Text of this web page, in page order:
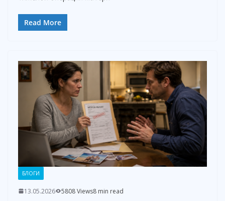
Read More
БЛОГИ
13.05.2026 5808 Views8 min read